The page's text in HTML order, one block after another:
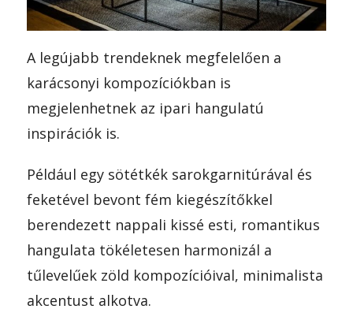
A legújabb trendeknek megfelelően a
karácsonyi kompozíciókban is
megjelenhetnek az ipari hangulatú
inspirációk is.
Például egy sötétkék sarokgarnitúrával és
feketével bevont fém kiegészítőkkel
berendezett nappali kissé esti, romantikus
hangulata tökéletesen harmonizál a
tűlevelűek zöld kompozícióival, minimalista
akcentust alkotva.